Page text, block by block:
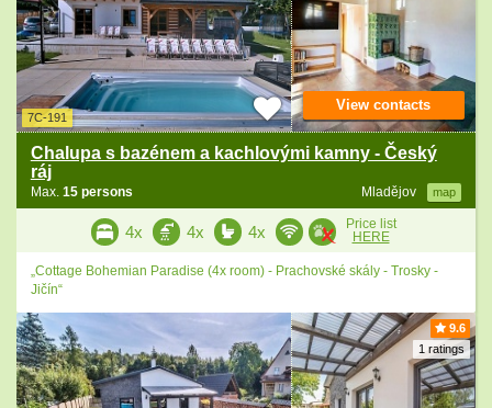
7C-191
Chalupa s bazénem a kachlovými kamny - Český
ráj
Mladějov map
Max. 15 persons
View contacts
4x 4x 4x
Price list
HERE
„Cottage Bohemian Paradise (4x room) - Prachovské skály - Trosky -
Jičín“
9.6
1 ratings